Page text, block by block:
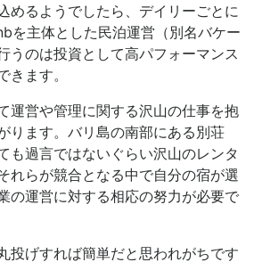
めるようでしたら、デイリーごとに
を主体とした民泊運営（別名バケー
うのは投資として高パフォーマンス
きます。
運営や管理に関する沢山の仕事を抱
ります。バリ島の南部にある別荘
も過言ではないぐらい沢山のレンタ
れらが競合となる中で自分の宿が選
の運営に対する相応の努力が必要で
投げすれば簡単だと思われがちです